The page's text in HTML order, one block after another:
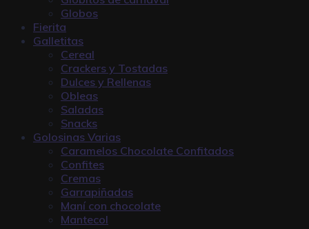
Globos
Fierita
Galletitas
Cereal
Crackers y Tostadas
Dulces y Rellenas
Obleas
Saladas
Snacks
Golosinas Varias
Caramelos Chocolate Confitados
Confites
Cremas
Garrapiñadas
Maní con chocolate
Mantecol